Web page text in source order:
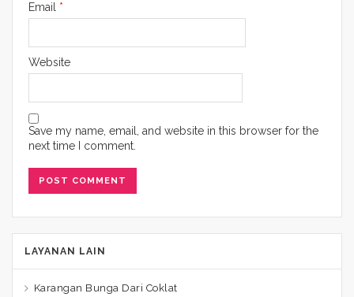
Email *
Website
Save my name, email, and website in this browser for the
next time I comment.
LAYANAN LAIN
Karangan Bunga Dari Coklat